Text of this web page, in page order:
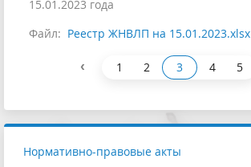
15.01.2023 года
Файл: Реестр ЖНВЛП на 15.01.2023.xlsx
‹ 1 2 3 4 5
Нормативно-правовые акты